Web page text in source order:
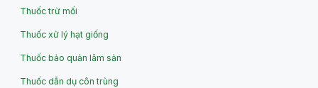
Thuốc trừ mối
Thuốc xử lý hạt giống
Thuốc bảo quản lâm sản
Thuốc dẫn dụ côn trùng